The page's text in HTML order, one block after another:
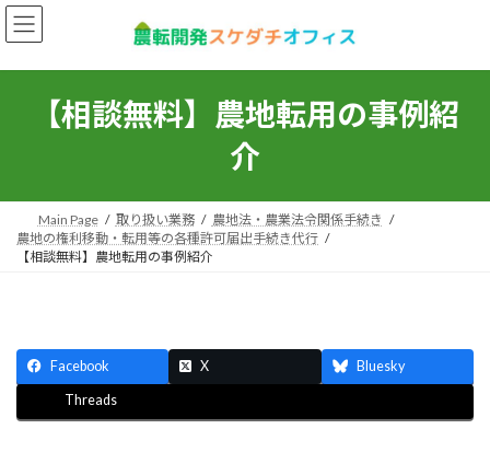
コ
ン
ン
プ
ナ
ビ
ー
動
【相談無料】農地転用の事例紹
介
Main Page 取り扱い業務
農地法・農業法令関係手続き
農地の権利移動・転用等の各種許可届出手続き代行
【相談無料】農地転用の事例紹介
Facebook X Bluesky
Threads